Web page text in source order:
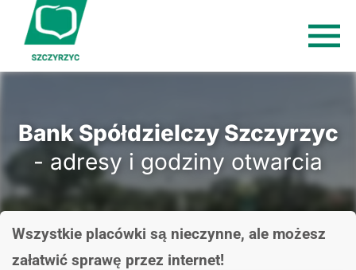
Bank Spółdzielczy Szczyrzyc
- adresy i godziny otwarcia
Wszystkie placówki są nieczynne, ale możesz
załatwić sprawę przez internet!